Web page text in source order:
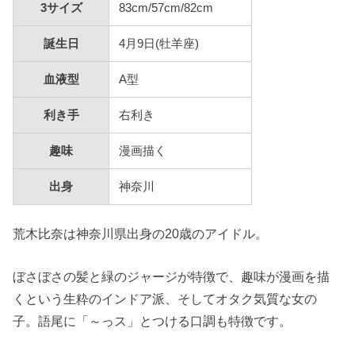
3サイズ 83cm/57cm/82cm
誕生日 4月9日(牡羊座)
血液型 A型
利き手 右利き
趣味 漫画描く
出身 神奈川
荒木比奈は神奈川県出身の20歳のアイドル。
ぼさぼさの髪と緑のジャージが特徴で、趣味が漫画を描
くという生粋のインドア派、そしてオタク気質な女の
子。語尾に「～っス」とつける口調も特徴です。